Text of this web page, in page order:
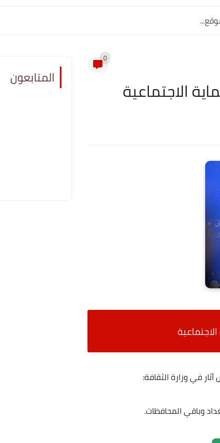
0
الاجتماعية
في وزارة الثقافة:
وباقي المحافظات.
المتابعون